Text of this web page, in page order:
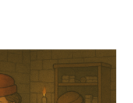
tracce di rame.
risultato della